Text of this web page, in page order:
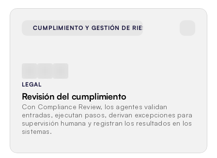
CUMPLIMIENTO Y GESTIÓN DE RIESGOS
LEGAL
Revisión del cumplimiento
Con Compliance Review, los agentes validan
entradas, ejecutan pasos, derivan excepciones para
supervisión humana y registran los resultados en los
sistemas.